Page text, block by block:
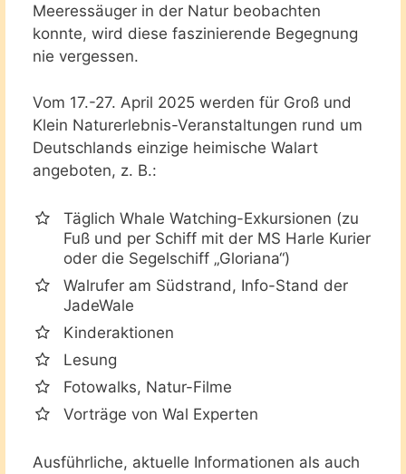
Meeressäuger in der Natur beobachten
konnte, wird diese faszinierende Begegnung
nie vergessen.
Vom 17.-27. April 2025 werden für Groß und
Klein Naturerlebnis-Veranstaltungen rund um
Deutschlands einzige heimische Walart
angeboten, z. B.:
Täglich Whale Watching-Exkursionen (zu
Fuß und per Schiff mit der MS Harle Kurier
oder die Segelschiff „Gloriana“)
Walrufer am Südstrand, Info-Stand der
JadeWale
Kinderaktionen
Lesung
Fotowalks, Natur-Filme
Vorträge von Wal Experten
Ausführliche, aktuelle Informationen als auch